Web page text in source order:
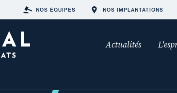
NOS ÉQUIPES NOS IMPLANTATIONS
Actualités